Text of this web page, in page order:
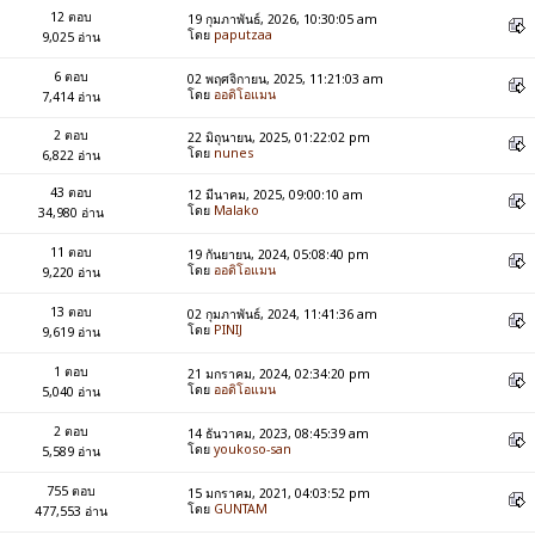
12 ตอบ
9,025 อ่าน
19 กุมภาพันธ์, 2026, 10:30:05 am
โดย paputzaa
6 ตอบ
7,414 อ่าน
02 พฤศจิกายน, 2025, 11:21:03 am
โดย ออดิโอแมน
2 ตอบ
6,822 อ่าน
22 มิถุนายน, 2025, 01:22:02 pm
โดย nunes
43 ตอบ
34,980 อ่าน
12 มีนาคม, 2025, 09:00:10 am
โดย Malako
11 ตอบ
9,220 อ่าน
19 กันยายน, 2024, 05:08:40 pm
โดย ออดิโอแมน
13 ตอบ
9,619 อ่าน
02 กุมภาพันธ์, 2024, 11:41:36 am
โดย PINIJ
1 ตอบ
5,040 อ่าน
21 มกราคม, 2024, 02:34:20 pm
โดย ออดิโอแมน
2 ตอบ
5,589 อ่าน
14 ธันวาคม, 2023, 08:45:39 am
โดย youkoso-san
755 ตอบ
477,553 อ่าน
15 มกราคม, 2021, 04:03:52 pm
โดย GUNTAM